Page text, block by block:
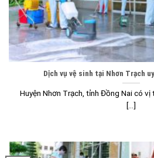
Dịch vụ vệ sinh tại Nhơn Trạch
Huyện Nhơn Trạch, tỉnh Đồng Nai có vị
[...]